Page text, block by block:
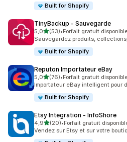
Built for Shopify
TinyBackup ‑ Sauvegarde
5,0étoile(s) sur 5
(53)
53 avis au total
•Forfait gratuit
Sauvegardez produits,
Built for Shopify
Reputon Importateur eBay
5,0étoile(s) sur 5
(76)
76 avis au total
•Forfait gratuit
Importateur eBay intelligent pour
Built for Shopify
Etsy Integration ‑ InfoShore
4,9étoile(s) sur 5
(20)
20 avis au total
•Forfait gratuit
Vendez sur Etsy et sur votre